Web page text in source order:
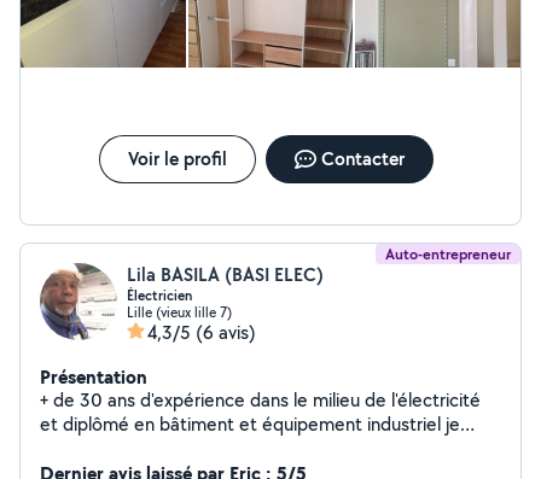
Voir le profil Contacter
Auto-entrepreneur
Lila BASILA (BASI ELEC)
Électricien
Lille (vieux lille 7)
4,3/5 (6 avis)
Présentation
+ de 30 ans d'expérience dans le milieu de l'électricité
et diplômé en bâtiment et équipement industriel je
les maisons, mini boutiques (bâtiments).
Dernier avis laissé par Eric : 5/5